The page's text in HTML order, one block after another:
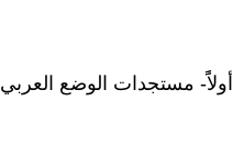
أولاًً- مستجدات الوضع العربي